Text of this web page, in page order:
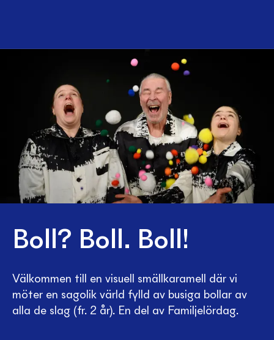
Boll? Boll. Boll!
Välkommen till en visuell smällkaramell där vi
möter en sagolik värld fylld av busiga bollar av
alla de slag (fr. 2 år). En del av Familjelördag.